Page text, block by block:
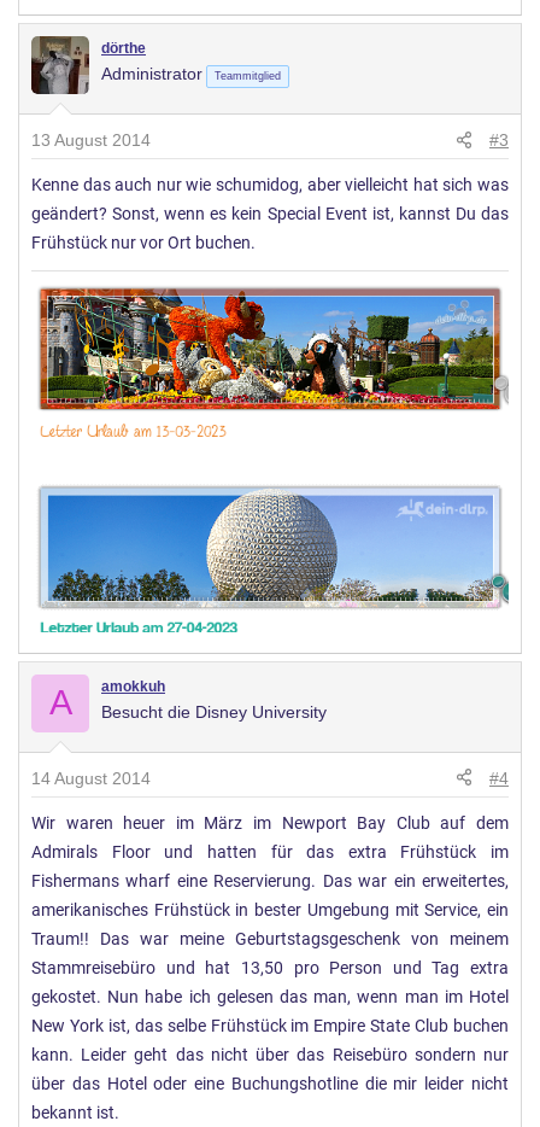
dörthe
Administrator Teammitglied
13 August 2014 #3
Kenne das auch nur wie schumidog, aber vielleicht hat sich was
geändert? Sonst, wenn es kein Special Event ist, kannst Du das
Frühstück nur vor Ort buchen.
A amokkuh
Besucht die Disney University
14 August 2014 #4
Wir waren heuer im März im Newport Bay Club auf dem
Admirals Floor und hatten für das extra Frühstück im
Fishermans wharf eine Reservierung. Das war ein erweitertes,
amerikanisches Frühstück in bester Umgebung mit Service, ein
Traum!! Das war meine Geburtstagsgeschenk von meinem
Stammreisebüro und hat 13,50 pro Person und Tag extra
gekostet. Nun habe ich gelesen das man, wenn man im Hotel
New York ist, das selbe Frühstück im Empire State Club buchen
kann. Leider geht das nicht über das Reisebüro sondern nur
über das Hotel oder eine Buchungshotline die mir leider nicht
bekannt ist.